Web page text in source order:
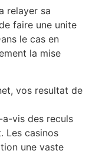
relayer sa
faire une unite
le cas en
la mise
vos resultat de
vis des reculs
Les casinos
une vaste